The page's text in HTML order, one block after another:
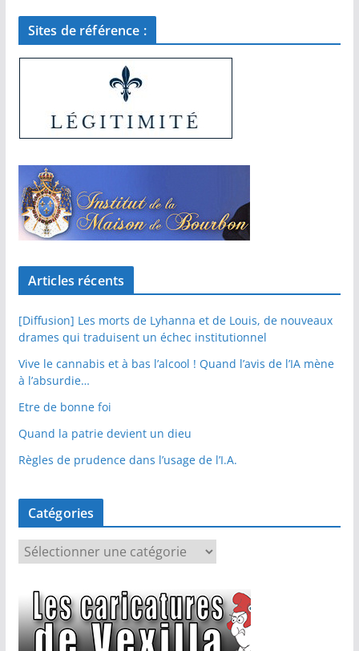
Sites de référence :
Articles récents
[Diffusion] Les morts de Lyhanna et de Louis, de nouveaux
drames qui traduisent un échec institutionnel
Vive le cannabis et à bas l’alcool ! Quand l’avis de l’IA mène
à l’absurdie…
Etre de bonne foi
Quand la patrie devient un dieu
Règles de prudence dans l’usage de l’I.A.
Catégories
a
é
g